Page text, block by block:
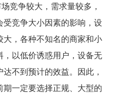
竞争较大，需求量较多，
竞争大小因素的影响，设
，各种不知名的商家和小
，以低价诱惑用户，设备无
不到预计的效益。因此，
一定要选择正规、大型的